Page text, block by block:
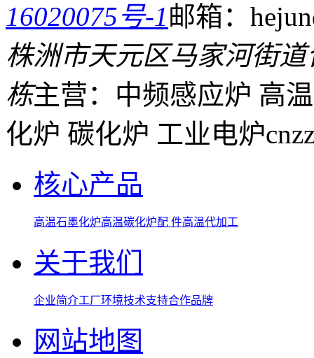
16020075号-1邮箱：
株洲市天元区马家河街
栋主营：中频感应炉 高
化炉 碳化炉 工业电炉
核心产品
高温石墨化炉高温碳化炉配 件高温代加工
关于我们
企业简介工厂环境技术支持合作品牌
网站地图